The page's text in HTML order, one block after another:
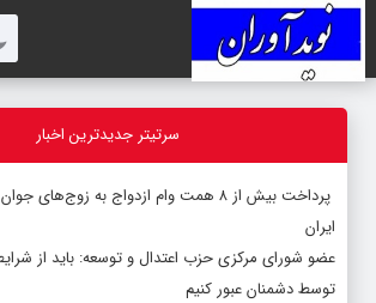
سرتیتر جدیدترین اخبار
پرداخت بیش از ۸ همت وام ازدواج به
ایران
عضو شورای مرکزی حزب اعتدال و توسعه: باید از
توسط دشمنان عبور کنیم